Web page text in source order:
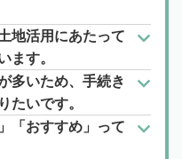
地活用にあたって
ます。
多いため、手続き
たいです。
「おすすめ」って